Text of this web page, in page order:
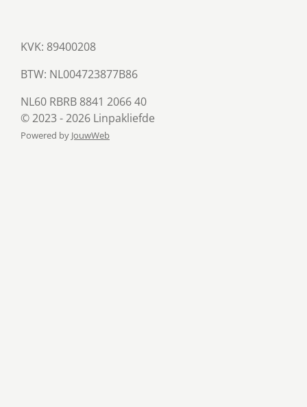
KVK: 89400208
BTW: NL004723877B86
NL60 RBRB 8841 2066 40
© 2023 - 2026 Linpakliefde
Powered by JouwWeb